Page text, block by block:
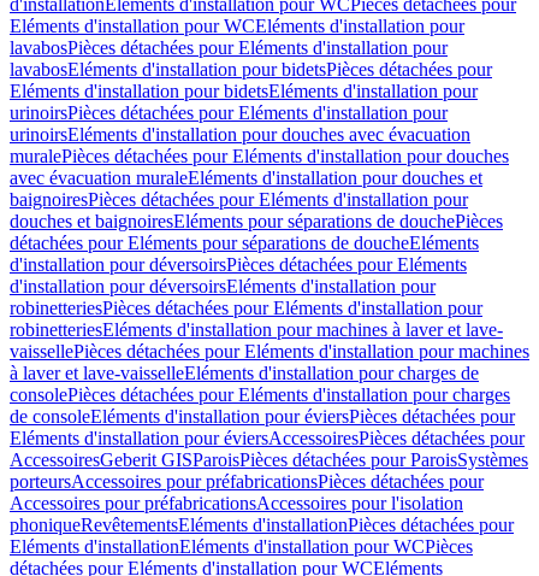
d'installationEléments d'installation pour WCPièces détachées pour
Eléments d'installation pour WCEléments d'installation pour
lavabosPièces détachées pour Eléments d'installation pour
lavabosEléments d'installation pour bidetsPièces détachées pour
Eléments d'installation pour bidetsEléments d'installation pour
urinoirsPièces détachées pour Eléments d'installation pour
urinoirsEléments d'installation pour douches avec évacuation
muralePièces détachées pour Eléments d'installation pour douches
avec évacuation muraleEléments d'installation pour douches et
baignoiresPièces détachées pour Eléments d'installation pour
douches et baignoiresEléments pour séparations de douchePièces
détachées pour Eléments pour séparations de doucheEléments
d'installation pour déversoirsPièces détachées pour Eléments
d'installation pour déversoirsEléments d'installation pour
robinetteriesPièces détachées pour Eléments d'installation pour
robinetteriesEléments d'installation pour machines à laver et lave-
vaissellePièces détachées pour Eléments d'installation pour machines
à laver et lave-vaisselleEléments d'installation pour charges de
consolePièces détachées pour Eléments d'installation pour charges
de consoleEléments d'installation pour éviersPièces détachées pour
Eléments d'installation pour éviersAccessoiresPièces détachées pour
AccessoiresGeberit GISParoisPièces détachées pour ParoisSystèmes
porteursAccessoires pour préfabricationsPièces détachées pour
Accessoires pour préfabricationsAccessoires pour l'isolation
phoniqueRevêtementsEléments d'installationPièces détachées pour
Eléments d'installationEléments d'installation pour WCPièces
détachées pour Eléments d'installation pour WCEléments